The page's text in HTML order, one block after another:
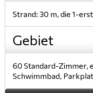
Strand: 30 m, die 1-
Gebiet
60 Standard-Zimmer,
Schwimmbad,